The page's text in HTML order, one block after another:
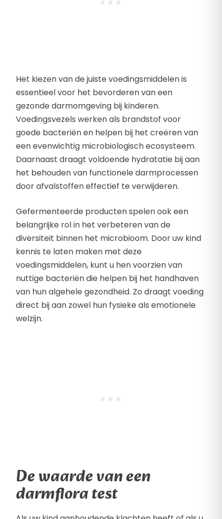
Het kiezen van de juiste voedingsmiddelen is
essentieel voor het bevorderen van een
gezonde darmomgeving bij kinderen.
Voedingsvezels werken als brandstof voor
goede bacteriën en helpen bij het creëren van
een evenwichtig microbiologisch ecosysteem.
Daarnaast draagt voldoende hydratatie bij aan
het behouden van functionele darmprocessen
door afvalstoffen effectief te verwijderen.
Gefermenteerde producten spelen ook een
belangrijke rol in het verbeteren van de
diversiteit binnen het microbioom. Door uw kind
kennis te laten maken met deze
voedingsmiddelen, kunt u hen voorzien van
nuttige bacteriën die helpen bij het handhaven
van hun algehele gezondheid. Zo draagt voeding
direct bij aan zowel hun fysieke als emotionele
welzijn.
De waarde van een
darmflora test